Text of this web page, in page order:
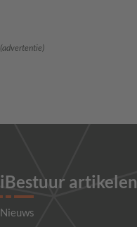
(advertentie)
iBestuur artikelen
Nieuws